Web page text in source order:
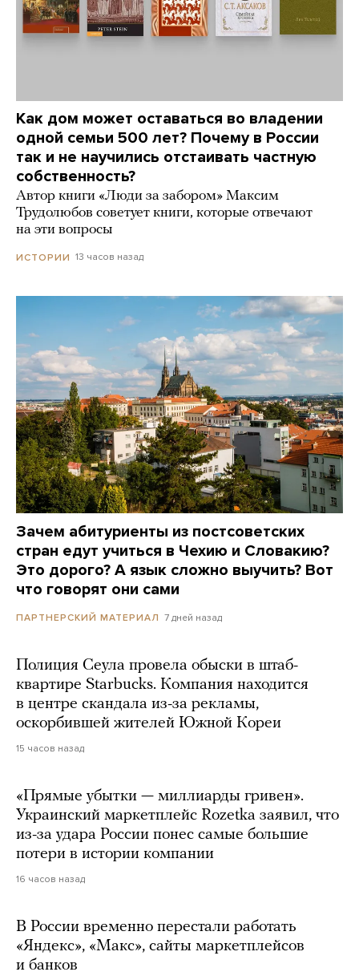
Как дом может оставаться во владении
одной семьи 500 лет? Почему в России
так и не научились отстаивать частную
собственность?
Автор книги «Люди за забором» Максим
Трудолюбов советует книги, которые отвечают
на эти вопросы
ИСТОРИИ 13 часов назад
Зачем абитуриенты из постсоветских
стран едут учиться в Чехию и Словакию?
Это дорого? А язык сложно выучить? Вот
что говорят они сами
ПАРТНЕРСКИЙ МАТЕРИАЛ 7 дней назад
Полиция Сеула провела обыски в штаб-
квартире Starbucks. Компания находится
в центре скандала из-за рекламы,
оскорбившей жителей Южной Кореи
15 часов назад
«Прямые убытки — миллиарды гривен».
Украинский маркетплейс Rozetka заявил, что
из-за удара России понес самые большие
потери в истории компании
16 часов назад
В России временно перестали работать
«Яндекс», «Макс», сайты маркетплейсов
и банков